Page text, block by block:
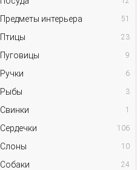
Предметы интерьера 51
Птицы 23
Пуговицы 9
Ручки 6
Рыбы 3
Свинки 1
Сердечки 106
Слоны 10
Собаки 24